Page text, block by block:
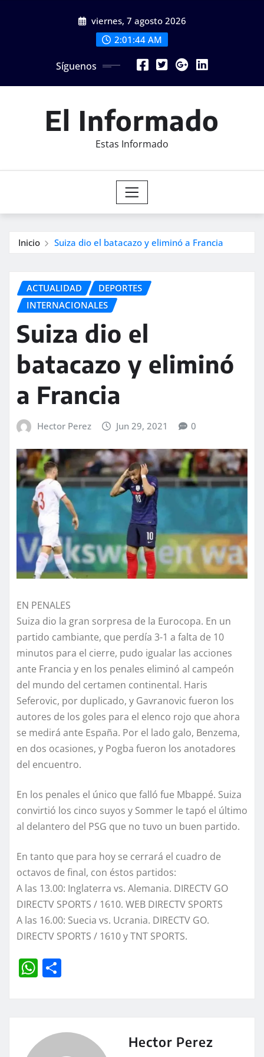
viernes, 7 agosto 2026
2:01:46 AM
Síguenos
El Informado
Estas Informado
Inicio Suiza dio el batacazo y eliminó a Francia
ACTUALIDAD
DEPORTES
INTERNACIONALES
Suiza dio el
batacazo y eliminó
a Francia
Hector Perez Jun 29, 2021 0
EN PENALES
Suiza dio la gran sorpresa de la Eurocopa. En un
partido cambiante, que perdía 3-1 a falta de 10
minutos para el cierre, pudo igualar las acciones
ante Francia y en los penales eliminó al campeón
del mundo del certamen continental. Haris
Seferovic, por duplicado, y Gavranovic fueron los
autores de los goles para el elenco rojo que ahora
se medirá ante España. Por el lado galo, Benzema,
en dos ocasiones, y Pogba fueron los anotadores
del encuentro.
En los penales el único que falló fue Mbappé. Suiza
convirtió los cinco suyos y Sommer le tapó el último
al delantero del PSG que no tuvo un buen partido.
En tanto que para hoy se cerrará el cuadro de
octavos de final, con éstos partidos:
A las 13.00: Inglaterra vs. Alemania. DIRECTV GO
DIRECTV SPORTS / 1610. WEB DIRECTV SPORTS
A las 16.00: Suecia vs. Ucrania. DIRECTV GO.
DIRECTV SPORTS / 1610 y TNT SPORTS.
W
A Hector Perez